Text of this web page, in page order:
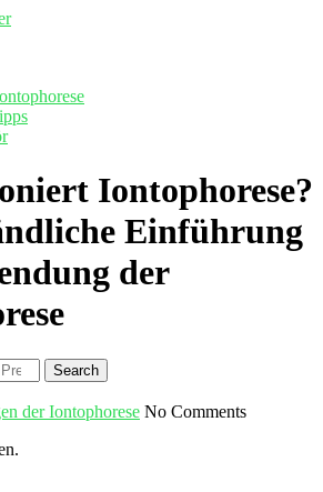
Iontophorese?
Einführung
der
Search
der Iontophorese No Comments